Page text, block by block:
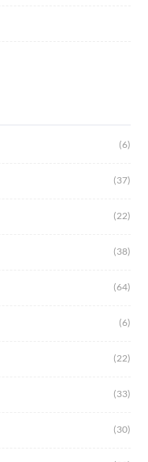
(6)
(37)
(22)
(38)
(64)
(6)
(22)
(33)
(30)